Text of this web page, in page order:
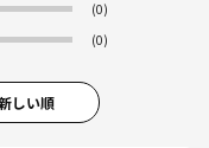
(0)
(0)
しい順